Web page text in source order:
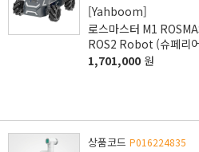
[Yahboom]
로스마스터 M1
ROS2 Robot (슈페리
1,701,000 원
상품코드 P016224835